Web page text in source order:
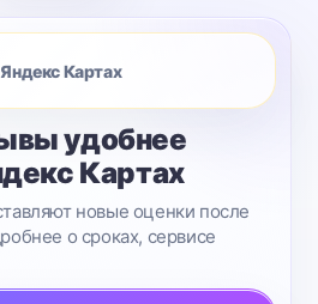
Картах
удобнее
Картах
новые оценки после
о сроках, сервисе